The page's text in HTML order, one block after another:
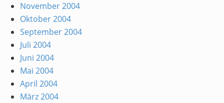
November 2004
Oktober 2004
September 2004
Juli 2004
Juni 2004
Mai 2004
April 2004
März 2004